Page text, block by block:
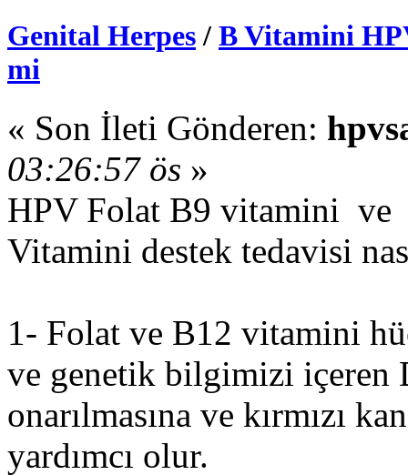
Genital Herpes/ B Vitamini
mi
« Son İleti Gönderen:
03:26:57 ös »
HPV Folat B9 vitamini
Vitamini destek tedavisi
1- Folat ve B12 vitamini
ve genetik bilgimizi içeren
onarılmasına ve kırmızı
yardımcı olur.